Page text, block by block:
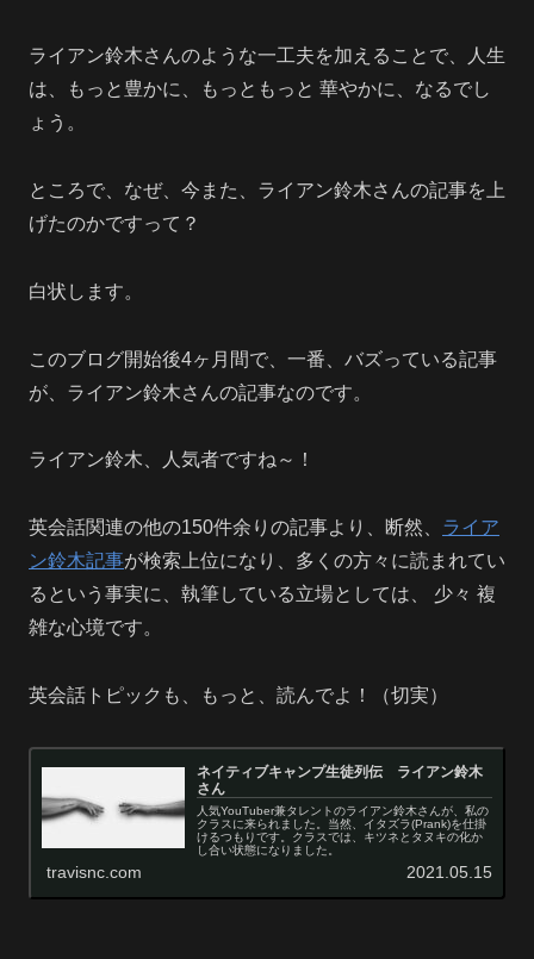
ライアン鈴木さんのような一工夫を加えることで、人生
は、もっと豊かに、もっともっと 華やかに、なるでし
ょう。
ところで、なぜ、今また、ライアン鈴木さんの記事を上
げたのかですって？
白状します。
このブログ開始後4ヶ月間で、一番、バズっている記事
が、ライアン鈴木さんの記事なのです。
ライアン鈴木、人気者ですね～！
英会話関連の他の150件余りの記事より、断然、 ライア
ン鈴木記事が検索上位になり、多くの方々に読まれてい
るという事実に、執筆している立場としては、 少々 複
雑な心境です。
英会話トピックも、もっと、読んでよ！（切実）
ネイティブキャンプ生徒列伝 ライアン鈴木
さん
人気YouTuber兼タレントのライアン鈴木さんが、私の
クラスに来られました。当然、イタズラ(Prank)を仕掛
けるつもりです。クラスでは、キツネとタヌキの化か
し合い状態になりました。
travisnc.com 2021.05.15